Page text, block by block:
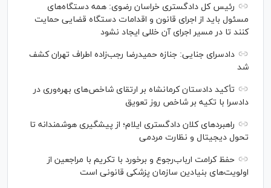
رئیس کل دادگستری خراسان رضوی: همه دستگاه‌های
مسئول باید از اجرای قانون و اقدامات دستگاه قضایی حمایت
کنند تا در مسیر اجرای آن خللی ایجاد نشود
دادسرای جنایی: جنازه حمیدرضا رجب‌زاده اطراف تهران کشف
شد
تأکید دادستان کرمانشاه بر ارتقای شاخص‌های بهره‌وری در
دادسرا با تکیه بر شاخص روز تعویق
راهبرد‌های کلان دادگستری ایلام؛ از پیشگیری هوشمندانه تا
تحول دیجیتال و نظارت مردمی
حفظ کرامت ارباب‌رجوع و برخورد با تکریم با مراجعین از
اولویت‌های بنیادین سازمان پزشکی قانونی است